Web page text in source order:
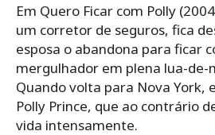
Em Quero Ficar com Polly
um corretor de seguros, fica
esposa o abandona para ficar
mergulhador em plena lua-de-
Quando volta para Nova York,
Polly Prince, que ao contrário
vida intensamente.